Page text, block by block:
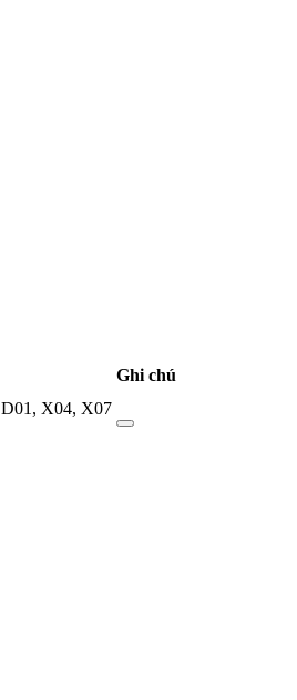
Ghi chú
D01, X04, X07